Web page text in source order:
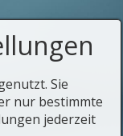
Sie
nur bestimmte
jederzeit